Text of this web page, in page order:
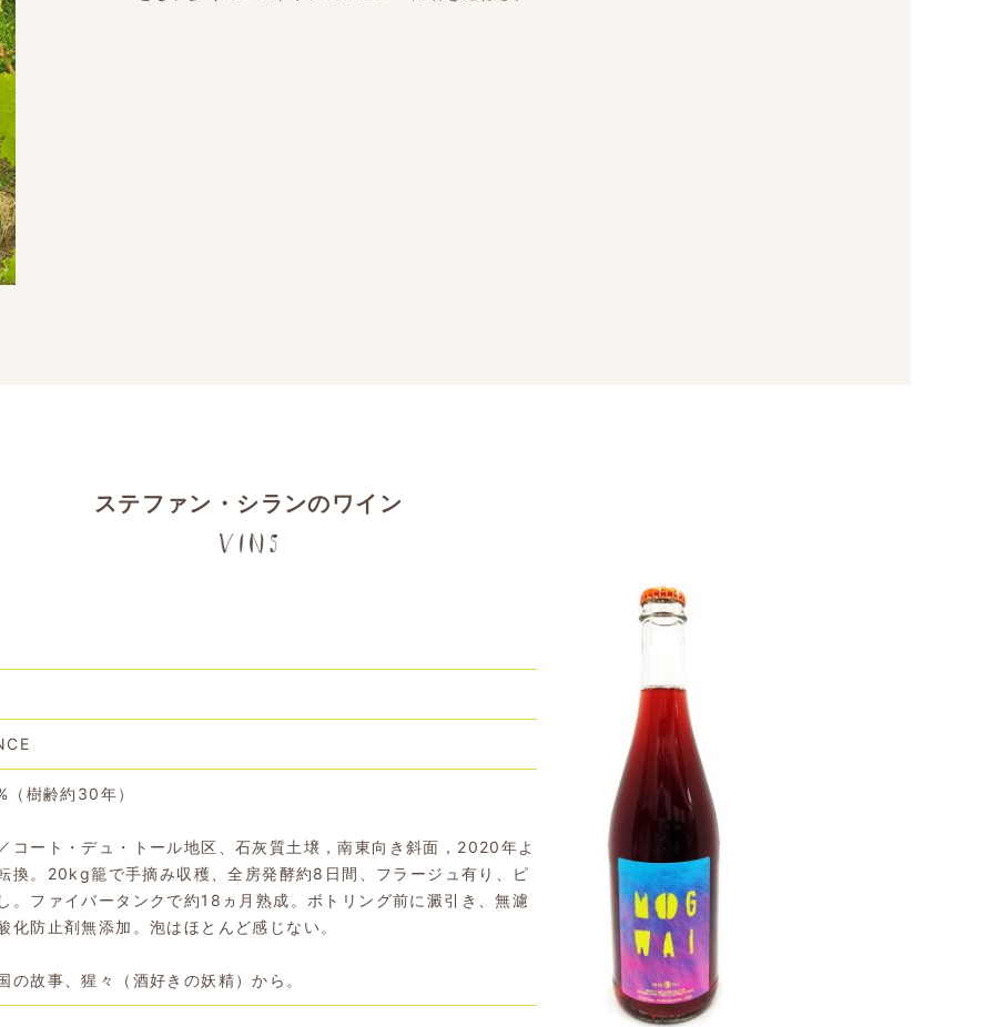
ステファン・シランのワイン
樹齢約30年）
コート・デュ・トール地区、石灰質土壌，南東向き斜面，2020年よ
換。20kg籠で手摘み収穫、全房発酵約8日間、フラージュ有り、ピ
。ファイバータンクで約18ヵ月熟成。ボトリング前に澱引き、無濾
化防止剤無添加。泡はほとんど感じない。
の故事、猩々（酒好きの妖精）から。